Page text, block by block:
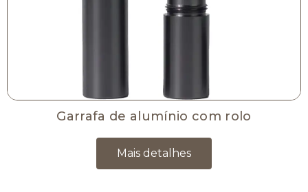
Garrafa de alumínio com rolo
Mais detalhes